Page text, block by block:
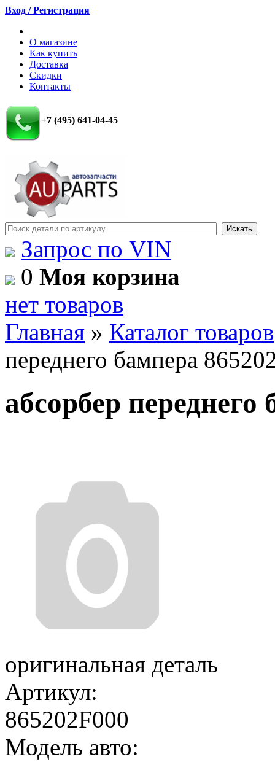
Вход / Регистрация
О магазине
Как купить
Доставка
Скидки
Контакты
+7 (495) 641-04-45
Запрос по VIN
0 Моя корзина
нет товаров
Главная » Каталог товаров
переднего бампера
абсорбер
оригинальная деталь
Артикул:
865202F000
Модель авто: